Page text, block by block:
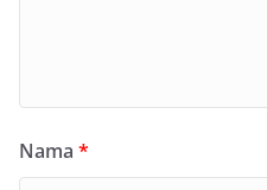
Nama *